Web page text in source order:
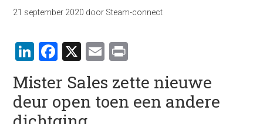
21 september 2020 door Steam-connect
LinkedIn
Facebook
X Email
Mister Sales zette nieuwe
deur open toen een andere